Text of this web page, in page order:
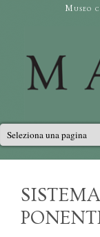
Salta al contenutoMuseo
Menu